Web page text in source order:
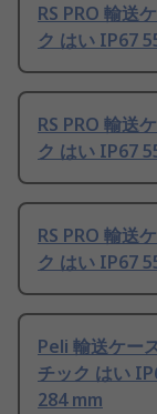
RS PRO 輸送
ク はい IP67
RS PRO 輸送
ク はい IP67
RS PRO 輸送
ク はい IP67
Peli 輸送ケー
チック はい
284 mm